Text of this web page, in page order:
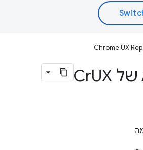
Chrome UX
UX